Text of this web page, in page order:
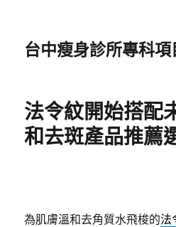
台中瘦身診所專科項
法令紋開始搭配
和去斑產品推薦
為肌膚溫和去角質水飛梭的法